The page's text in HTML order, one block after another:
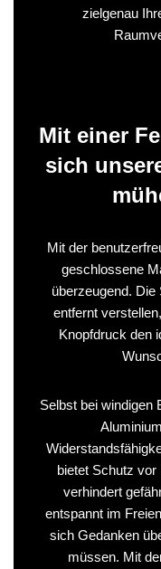
zielgenau
Mit einer
sich
Mit der
geschlossene
überzeugend.
entfernt
Knopfdruck den
Selbst bei windigen
bietet Schutz vor
verhindert
entspannt im
sich Gedanken
müssen. Mit